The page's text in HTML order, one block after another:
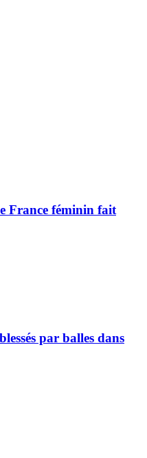
France féminin fait
par balles dans